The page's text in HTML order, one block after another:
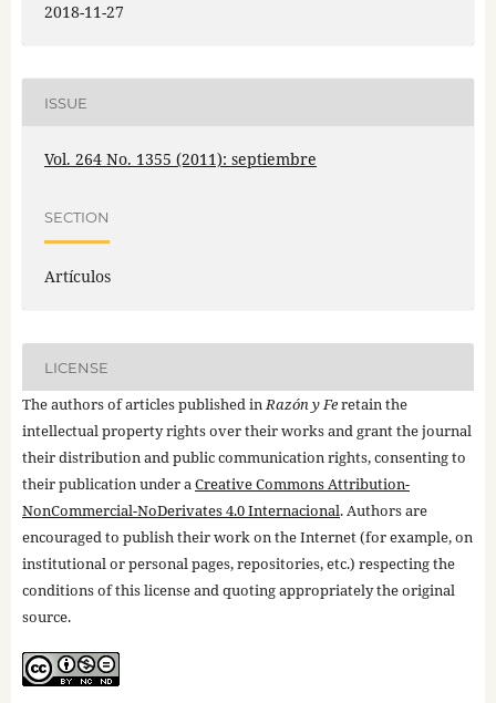
2018-11-27
ISSUE
Vol. 264 No. 1355 (2011): septiembre
SECTION
Artículos
LICENSE
The authors of articles published inRazón y Feretain the
intellectual property rights over their works and grant the journal
their distribution and public communication rights, consenting to
their publication under aCreative Commons Attribution-
NonCommercial-NoDerivates 4.0 Internacional. Authors are
encouraged to publish their work on the Internet (for example, on
institutional or personal pages, repositories, etc.) respecting the
conditions of this license and quoting appropriately the original
source.